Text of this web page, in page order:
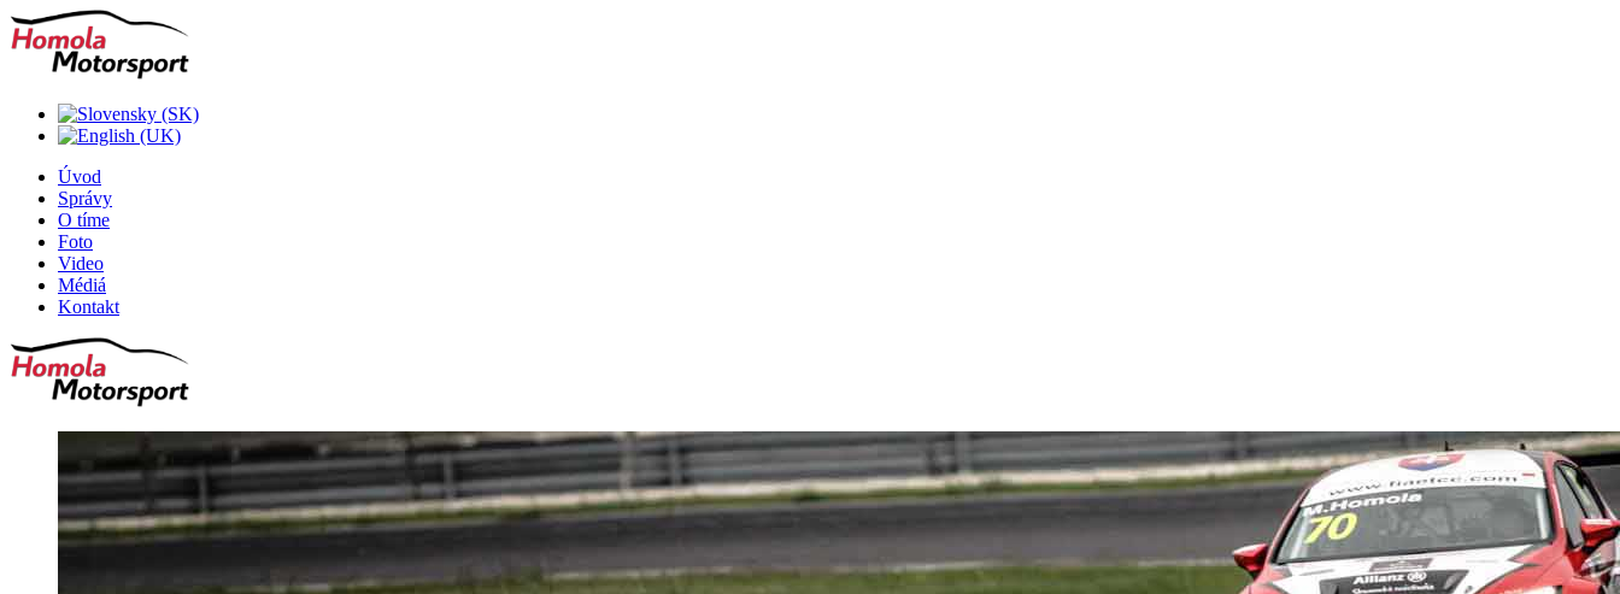
Úvod
Správy
O tíme
Foto
Video
Médiá
Kontakt